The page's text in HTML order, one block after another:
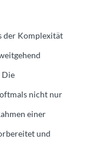
der Komplexität
Die
nicht nur
einer
und